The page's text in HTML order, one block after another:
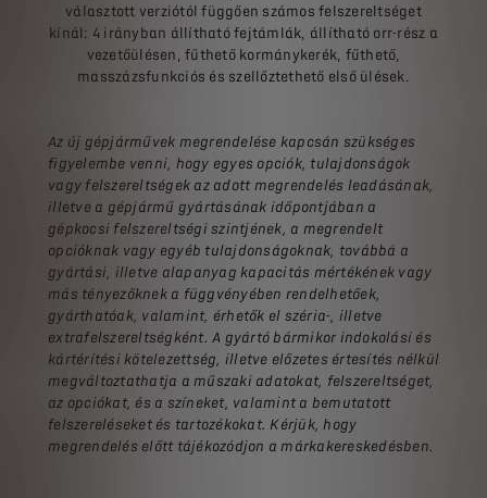
választott verziótól függően számos felszereltséget
kínál: 4 irányban állítható fejtámlák, állítható orr-rész a
vezetőülésen, fűthető kormánykerék, fűthető,
masszázsfunkciós és szellőztethető első ülések.
Az új gépjárművek megrendelése kapcsán szükséges
figyelembe venni, hogy egyes opciók, tulajdonságok
vagy felszereltségek az adott megrendelés leadásának,
illetve a gépjármű gyártásának időpontjában a
gépkocsi felszereltségi szintjének, a megrendelt
opcióknak vagy egyéb tulajdonságoknak, továbbá a
gyártási, illetve alapanyag kapacitás mértékének vagy
más tényezőknek a függvényében rendelhetőek,
gyárthatóak, valamint, érhetők el széria-, illetve
extrafelszereltségként. A gyártó bármikor indokolási és
kártérítési kötelezettség, illetve előzetes értesítés nélkül
megváltoztathatja a műszaki adatokat, felszereltséget,
az opciókat, és a színeket, valamint a bemutatott
felszereléseket és tartozékokat. Kérjük, hogy
megrendelés előtt tájékozódjon a márkakereskedésben.